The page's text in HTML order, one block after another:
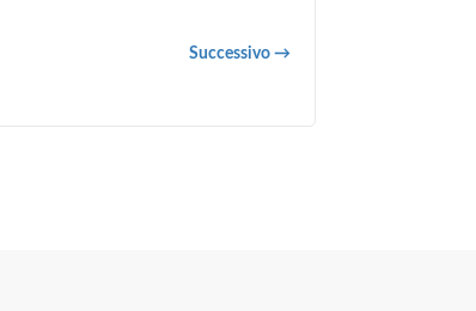
Successivo →